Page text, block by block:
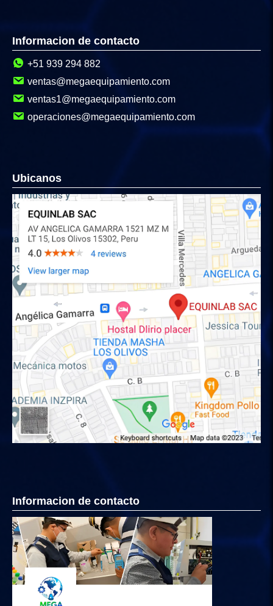
Informacion de contacto
+51 939 294 882
ventas@megaequipamiento.com
ventas1@megaequipamiento.com
operaciones@megaequipamiento.com
Ubicanos
Informacion de contacto